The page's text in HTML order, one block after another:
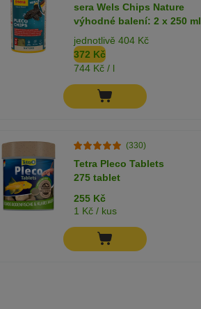
sera Wels Chips Nature
výhodné balení: 2 x 250 ml
jednotlivě 404 Kč
372 Kč
744 Kč / l
(330)
Tetra Pleco Tablets
275 tablet
255 Kč
1 Kč / kus